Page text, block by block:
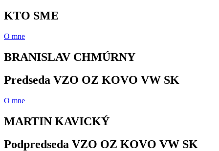
KTO SME
O mne
BRANISLAV CHMÚRNY
Predseda VZO OZ KOVO VW SK
O mne
MARTIN KAVICKÝ
Podpredseda VZO OZ KOVO VW SK